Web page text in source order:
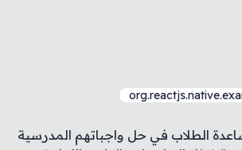
الطلاب في حل واجباتهم المدرسية